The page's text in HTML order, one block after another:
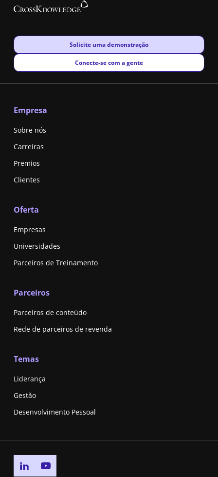
New window
Solicite uma demonstração
New window
Conecte-se com a gente
Empresa
Sobre nós
Carreiras
Premios
Clientes
Oferta
Empresas
Universidades
Parceiros de Treinamento
Parceiros
Parceiros de conteúdo
Rede de parceiros de revenda
Temas
Liderança
Gestão
Desenvolvimento Pessoal
Go to linkedin page